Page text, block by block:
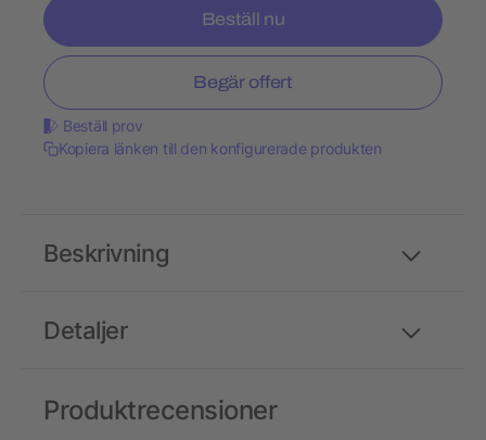
Beställ nu
Begär offert
Beställ prov
Kopiera länken till den konfigurerade produkten
Detaljer
Beskrivning
Produktrecensioner